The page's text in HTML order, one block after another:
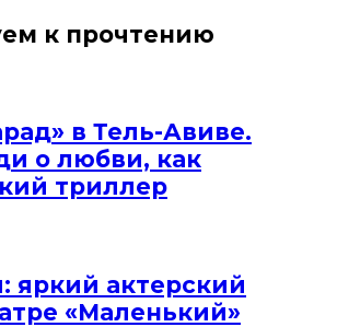
к прочтению
в Тель-Авиве.
о любви, как
триллер
яркий актерский
«Маленький»